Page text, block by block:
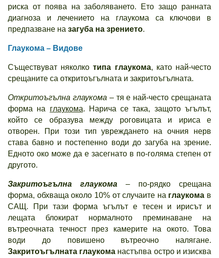
риска от поява на заболяването. Ето защо ранната
диагноза и лечението на глаукома са ключови в
предпазване на загуба на зрението.
Глаукома – Видове
Съществуват няколкотипа глаукома, като най-често
срещаните са откритоъгълната и закритоъгълната.
Откритоъгълна глаукома – тя е най-често срещаната
форма на глаукома. Нарича се така, защото ъгълът,
който се образува между роговицата и ириса е
отворен. При този тип увреждането на очния нерв
става бавно и постепенно води до загуба на зрение.
Едното око може да е засегнато в по-голяма степен от
другото.
Закритоъгълна глаукома – по-рядко срещана
форма, обхваща около 10% от случаите на глаукома в
САЩ. При тази форма ъгълът е тесен и ирисът и
лещата блокират нормалното преминаване на
вътреочната течност през камерите на окото. Това
води до повишено вътреочно налягане.
Закритоъгълната глаукома настъпва остро и изисква